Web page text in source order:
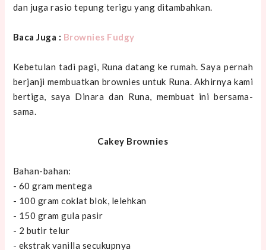
dan juga rasio tepung terigu yang ditambahkan.
Baca Juga : Brownies Fudgy
Kebetulan tadi pagi, Runa datang ke rumah. Saya pernah
berjanji membuatkan brownies untuk Runa. Akhirnya kami
bertiga, saya Dinara dan Runa, membuat ini bersama-
sama.
Cakey Brownies
Bahan-bahan:
- 60 gram mentega
- 100 gram coklat blok, lelehkan
- 150 gram gula pasir
- 2 butir telur
- ekstrak vanilla secukupnya